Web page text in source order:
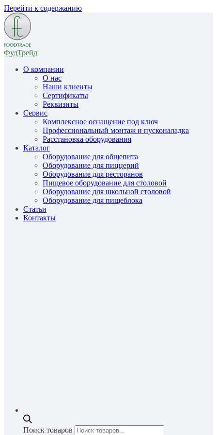
Перейти к содержанию
ФудТрейд
О компании
О нас
Наши клиенты
Сертификаты
Реквизиты
Сервис
Комплексное оснащение под ключ
Профессиональный монтаж и пусконаладка
Расстановка оборудования
Каталог
Оборудование для общепита
Оборудование для пиццерий
Оборудование для ресторанов
Пищевое оборудование для столовой
Оборудование для школьной столовой
Оборудование для пищеблока
Статьи
Контакты
Поиск товаров